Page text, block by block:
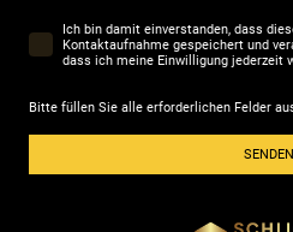
Ich bin damit einverstanden, dass
Kontaktaufnahme gespeichert und
dass ich meine Einwilligung jederzeit
Bitte füllen Sie alle erforderlichen Felder
SENDEN